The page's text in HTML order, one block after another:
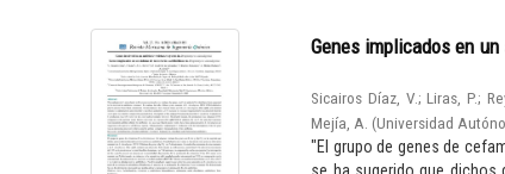
Genes implicados en
Sicairos Díaz, V.;Liras, P.;
Mejía, A. (Universidad
"El grupo de genes de